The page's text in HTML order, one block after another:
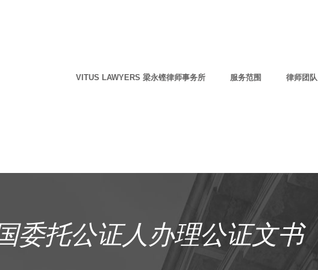
VITUS LAWYERS 梁永铿律师事务所 服务范围 律师团队
委托公证人办理公证文书